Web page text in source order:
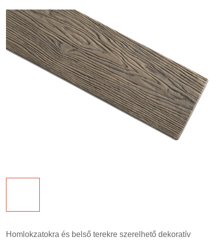
Homlokzatokra és belső terekre szerelhető dekoratív